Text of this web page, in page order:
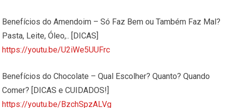
Benefícios do Amendoim – Só Faz Bem ou Também Faz Mal?
Pasta, Leite, Óleo,.. [DICAS]
https://youtu.be/U2iWe5UUFrc
Benefícios do Chocolate – Qual Escolher? Quanto? Quando
Comer? [DICAS e CUIDADOS!]
https://youtu.be/BzchSpzALVg